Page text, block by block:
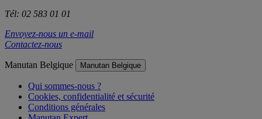
Tél: 02 583 01 01
Envoyez-nous un e-mail
Contactez-nous
Manutan Belgique Manutan Belgique
Qui sommes-nous ?
Cookies, confidentialité et sécurité
Conditions générales